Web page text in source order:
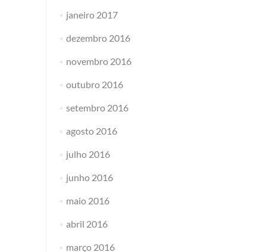
janeiro 2017
dezembro 2016
novembro 2016
outubro 2016
setembro 2016
agosto 2016
julho 2016
junho 2016
maio 2016
abril 2016
março 2016